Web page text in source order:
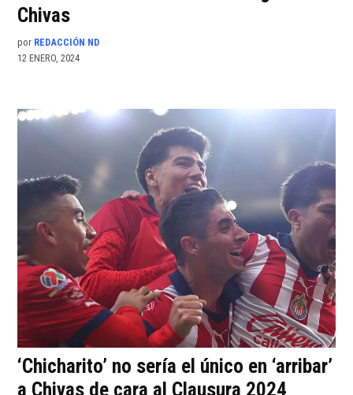
Chivas
por REDACCIÓN ND
12 ENERO, 2024
‘Chicharito’ no sería el único en ‘arribar’
a Chivas de cara al Clausura 2024